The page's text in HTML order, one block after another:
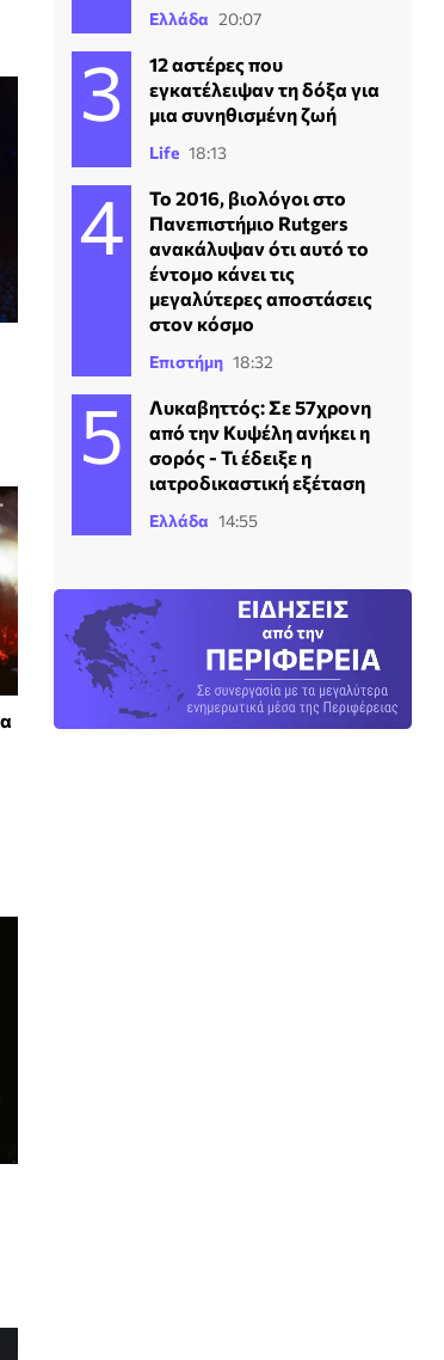
Ελλάδα 20:07
12 αστέρες που
εγκατέλειψαν τη δόξα για
μια συνηθισμένη ζωή
Life 18:13
Το 2016, βιολόγοι στο
Πανεπιστήμιο Rutgers
ανακάλυψαν ότι αυτό το
έντομο κάνει τις
μεγαλύτερες αποστάσεις
στον κόσμο
Επιστήμη 18:32
Λυκαβηττός: Σε 57χρονη
από την Κυψέλη ανήκει η
σορός - Τι έδειξε η
ιατροδικαστική εξέταση
Ελλάδα 14:55